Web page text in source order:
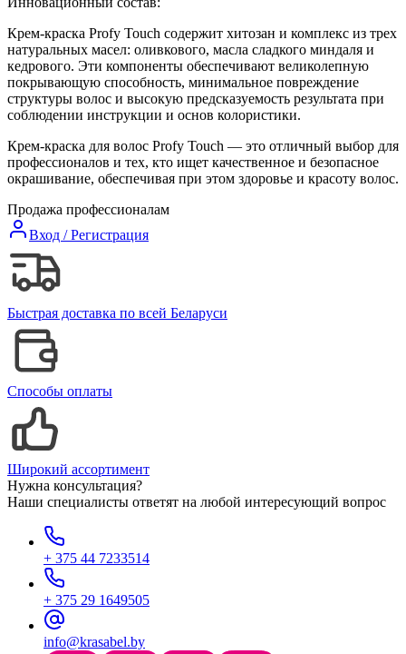
Крем-краска Profy Touch содержит хитозан и комплекс из трех
натуральных масел: оливкового, масла сладкого миндаля и
кедрового. Эти компоненты обеспечивают великолепную
покрывающую способность, минимальное повреждение
структуры волос и высокую предсказуемость результата при
соблюдении инструкции и основ колористики.
Крем-краска для волос Profy Touch — это отличный выбор для
профессионалов и тех, кто ищет качественное и безопасное
окрашивание, обеспечивая при этом здоровье и красоту волос.
Продажа профессионалам
Вход / Регистрация
Быстрая доставка по всей Беларуси
Способы оплаты
Широкий ассортимент
Нужна консультация?
Наши специалисты ответят на любой интересующий вопрос
+ 375 44 7233514
+ 375 29 1649505
info@krasabel.by